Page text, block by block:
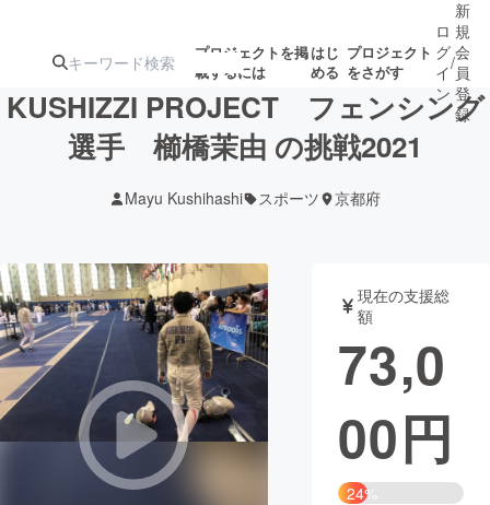
プロジェクトを掲
載するには
はじ
める
プロジェクト
をさがす
ターン
ジェクト
募集終了が近いプ
ロジェクト
アート・写真 音楽
テクノロジー・ガジェット ゲーム・
映像・映画 書籍・雑誌
ビジネス・起業 チャレンジ
ロ
グ
イ
ン
/
新
規
会
員
登
録
KUSHIZZI PROJECT フェンシング
選手 櫛橋茉由 の挑戦2021
Mayu Kushihashi スポーツ 京都府
現在の支援総
額
73,0
00円
24%